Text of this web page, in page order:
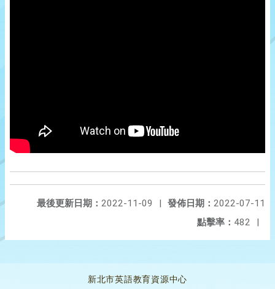
發佈日期： 2022-07-11
最後更新日期： 2022-11-09
|
點擊率： 482 |
新北市英語教育資源中心